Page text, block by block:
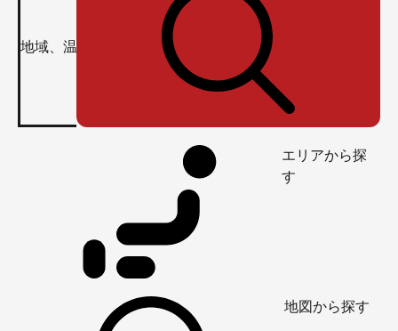
エリアから探
す
地図から探す